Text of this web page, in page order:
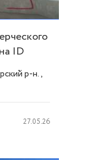
ID
р-н.,
27.05.26